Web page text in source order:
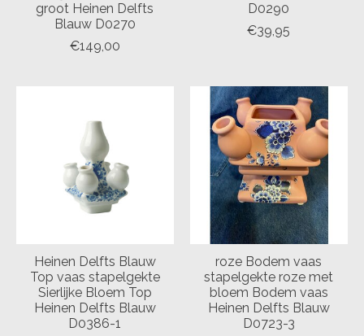
groot Heinen Delfts
Blauw D0270
€149,00
D0290
€39,95
Heinen Delfts Blauw
Top vaas stapelgekte
Sierlijke Bloem Top
Heinen Delfts Blauw
D0386-1
roze Bodem vaas
stapelgekte roze met
bloem Bodem vaas
Heinen Delfts Blauw
D0723-3